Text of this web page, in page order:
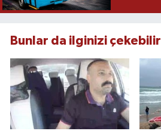
Bunlar da ilginizi çekebilir